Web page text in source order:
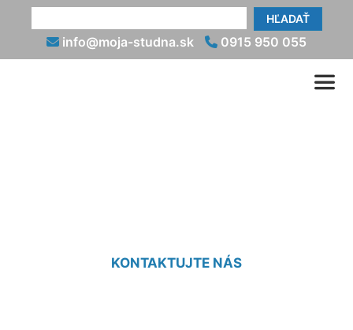
HĽADAŤ
info@moja-studna.sk 0915 950 055
KONTAKTUJTE NÁS